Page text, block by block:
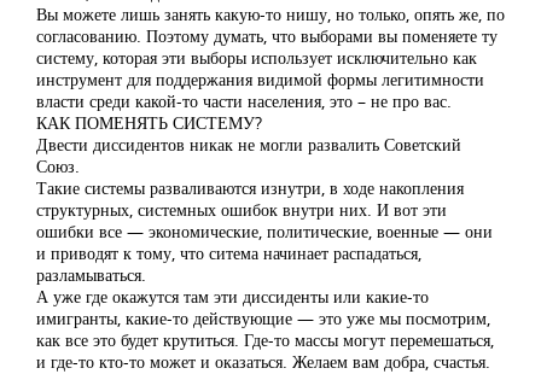
Вы можете лишь занять какую-то нишу, но только, опять же, по
согласованию. Поэтому думать, что выборами вы поменяете ту
систему, которая эти выборы использует исключительно как
инструмент для поддержания видимой формы легитимности
власти среди какой-то части населения, это – не про вас.
КАК ПОМЕНЯТЬ СИСТЕМУ?
Двести диссидентов никак не могли развалить Советский
Союз.
Такие системы разваливаются изнутри, в ходе накопления
структурных, системных ошибок внутри них. И вот эти
ошибки все — экономические, политические, военные — они
и приводят к тому, что ситема начинает распадаться,
разламываться.
А уже где окажутся там эти диссиденты или какие-то
имигранты, какие-то действующие — это уже мы посмотрим,
как все это будет крутиться. Где-то массы могут перемешаться,
и где-то кто-то может и оказаться. Желаем вам добра, счастья.